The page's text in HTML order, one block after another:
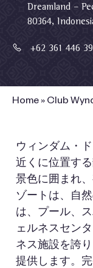
Dreamland –
80364,
+62 361 446
Home » Club
ウィンダム・
近くに位置す
景色に囲まれ
ゾートは、自
は、プール、
ェルネスセン
ネス施設を誇
提供します。